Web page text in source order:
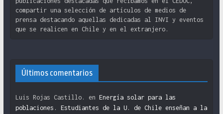
compartir una selección de artículos de medios de
prensa destacando aquellas dedicadas al INVI y eventos
que se realicen en Chile y en el extranjero.
Últimos comentarios
Luis Rojas Castillo. en Energía solar para las
poblaciones. Estudiantes de la U. de Chile enseñan a la